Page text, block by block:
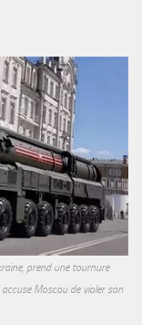
prend une tournure
Moscou de violer son